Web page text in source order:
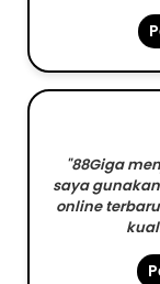
"88Giga
saya
online